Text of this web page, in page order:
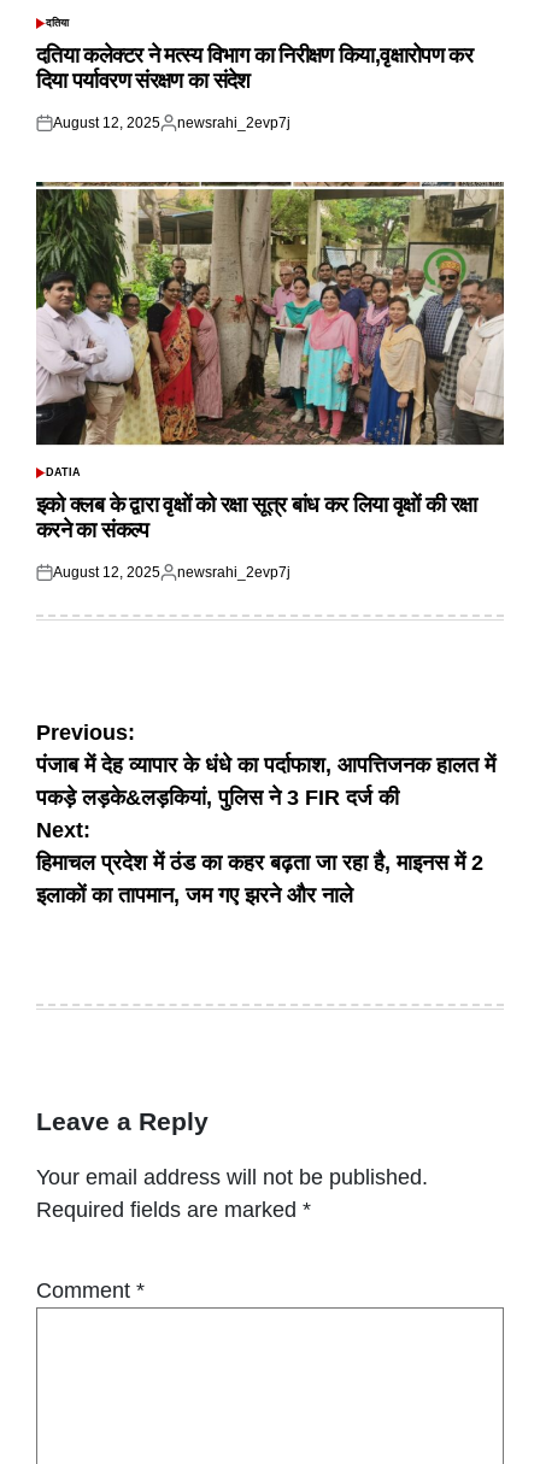
POSTED
दतिया
दतिया कलेक्टर ने मत्स्य विभाग का निरीक्षण किया,वृक्षारोपण कर
दिया पर्यावरण संरक्षण का संदेश
Posted
August 12, 2025
Posted
newsrahi_2evp7j
POSTED
DATIA
इको क्लब के द्वारा वृक्षों को रक्षा सूत्र बांध कर लिया वृक्षों की रक्षा
करने का संकल्प
Posted
August 12, 2025
Posted
newsrahi_2evp7j
Post
navigation
Previous:
पंजाब में देह व्यापार के धंधे का पर्दाफाश, आपत्तिजनक हालत में
पकड़े लड़के&लड़कियां, पुलिस ने 3 FIR दर्ज की
Next:
हिमाचल प्रदेश में ठंड का कहर बढ़ता जा रहा है, माइनस में 2
इलाकों का तापमान, जम गए झरने और नाले
Leave a Reply
Your email address will not be published.
Required fields are marked *
Comment *